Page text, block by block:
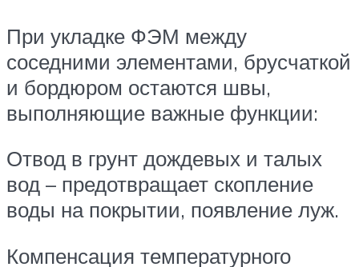
При укладке ФЭМ между
соседними элементами, брусчаткой
и бордюром остаются швы,
выполняющие важные функции:
Отвод в грунт дождевых и талых
вод – предотвращает скопление
воды на покрытии, появление луж.
Компенсация температурного